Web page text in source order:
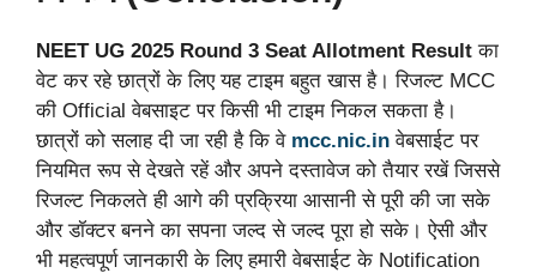
NEET UG 2025 Round 3 Seat Allotment Result का
वेट कर रहे छात्रों के लिए यह टाइम बहुत खास है। रिजल्ट MCC
की Official वेबसाइट पर किसी भी टाइम निकल सकता है।
छात्रों को सलाह दी जा रही है कि वे mcc.nic.in वेबसाईट पर
नियमित रूप से देखते रहें और अपने दस्तावेज को तैयार रखें जिससे
रिजल्ट निकलते ही आगे की प्रक्रिया आसानी से पूरी की जा सके
और डॉक्टर बनने का सपना जल्द से जल्द पूरा हो सके। ऐसी और
भी महत्वपूर्ण जानकारी के लिए हमारी वेबसाईट के Notification